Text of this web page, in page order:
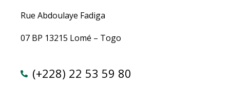
Rue Abdoulaye Fadiga
07 BP 13215 Lomé – Togo
(+228) 22 53 59 80